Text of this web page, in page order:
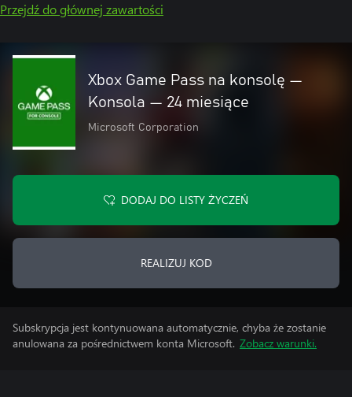
Przejdź do głównej zawartości
Xbox Game Pass na konsolę —
Konsola — 24 miesiące
Microsoft Corporation
DODAJ DO LISTY ŻYCZEŃ
REALIZUJ KOD
Subskrypcja jest kontynuowana automatycznie, chyba że zostanie
anulowana za pośrednictwem konta Microsoft. Zobacz warunki.